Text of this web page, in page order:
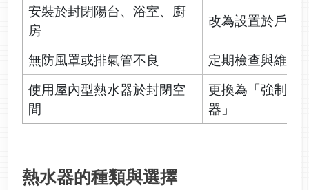
安裝於封閉陽台、浴室、廚
房
改為設置於戶外
無防風罩或排氣管不良
定期檢查與維修
使用屋內型熱水器於封閉空
間
更換為「強制排
器」
熱水器的種類與選擇